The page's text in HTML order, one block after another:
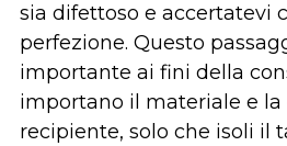
sia difettoso e accertatevi
perfezione. Questo
importante ai fini della
importano il materiale e la
recipiente, solo che isoli il